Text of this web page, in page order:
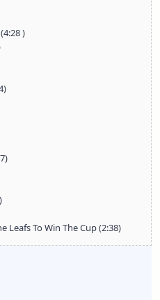
)
Leafs To Win The Cup (2:38)